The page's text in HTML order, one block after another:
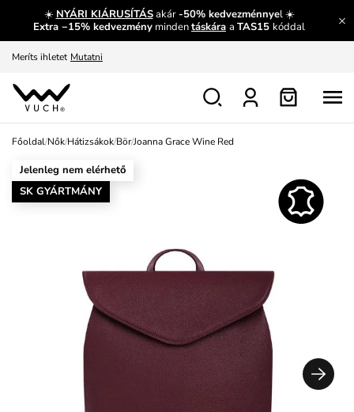
☀️ NYÁRI KIÁRUSÍTÁSakár-50% kedvezménnyel ☀️
Extra −15% kedvezmény mindentáskára a TAS15 kóddal
Fedezze fel velünk az újdonságokat. Megtekintés
Meríts ihletet Mutatni
Ingyenes csere és visszaküldés
Főoldal/Nők/Hátizsákok/Bör/Joanna Grace Wine Red
Jelenleg nem elérhető
SK GYÁRTMÁNY